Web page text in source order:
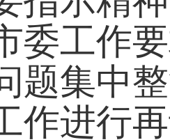
委工作
题集中
作进行